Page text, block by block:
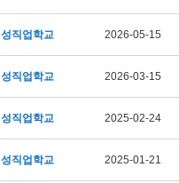
직업학교 2026-05-15
직업학교 2026-03-15
직업학교 2025-02-24
직업학교 2025-01-21